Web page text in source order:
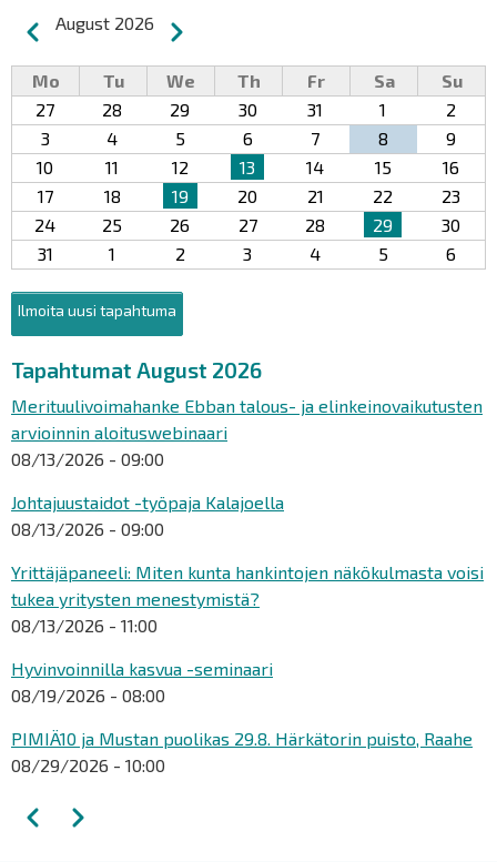
Pagination
Previous
August 2026 Next
Mo Tu We Th Fr Sa
Su
27
28 29 30 31 1
2
3
4 5 6 7 8
9
10
11 12 13 14 15
16
17
18 19 20 21 22
23
24
25 26 27 28 29
30
31
1 2 3 4 5 6
Ilmoita uusi tapahtuma
Tapahtumat August 2026
Merituulivoimahanke Ebban talous- ja elinkeinovaikutusten
arvioinnin aloituswebinaari
08/13/2026 - 09:00
Johtajuustaidot -työpaja Kalajoella
08/13/2026 - 09:00
Yrittäjäpaneeli: Miten kunta hankintojen näkökulmasta voisi
tukea yritysten menestymistä?
08/13/2026 - 11:00
Hyvinvoinnilla kasvua -seminaari
08/19/2026 - 08:00
PIMIÄ10 ja Mustan puolikas 29.8. Härkätorin puisto, Raahe
08/29/2026 - 10:00
Pagination
PreviousNext